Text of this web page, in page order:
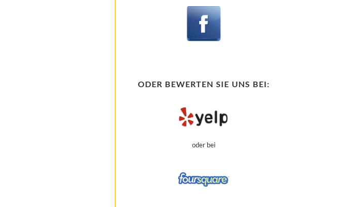
ODER BEWERTEN SIE UNS BEI:
oder bei